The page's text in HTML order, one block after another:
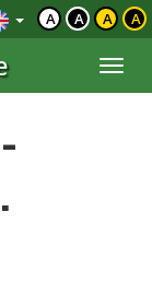
A A A A